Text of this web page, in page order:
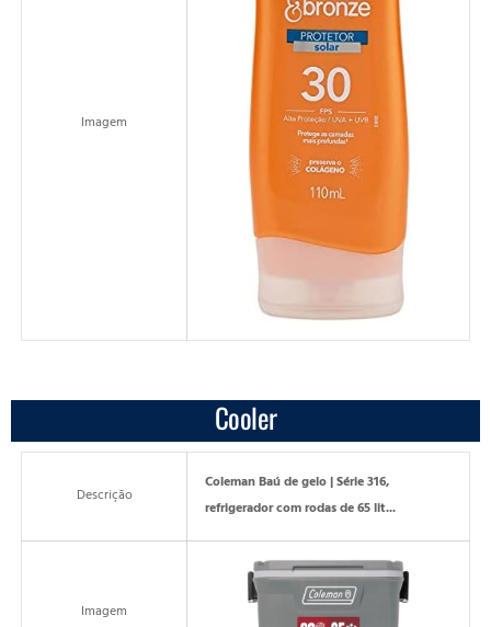
Imagem
Cooler
Descrição
Coleman Baú de gelo | Série 316,
refrigerador com rodas de 65 lit...
Imagem